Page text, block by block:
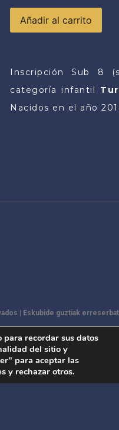
Añadir al carrito
InscripciónSub 8
categoría infantil
Nacidos en el año
| Eskubide guztiak
recordar sus datos
del sitio y
para aceptar las
y rechazar otros.